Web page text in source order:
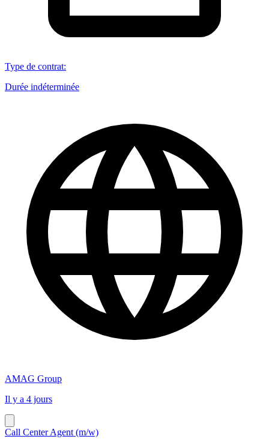
Type de contrat:
Durée indéterminée
AMAG Group
Il y a 4 jours
Call Center Agent (m/w)